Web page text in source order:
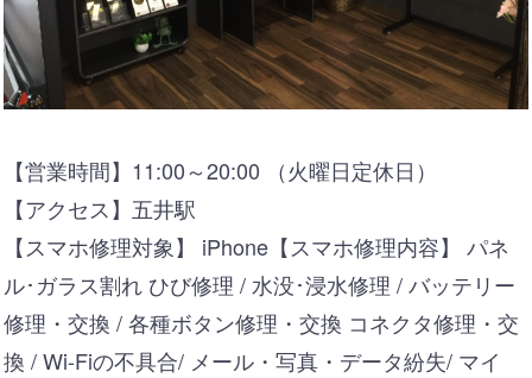
【営業時間】11:00～20:00 （火曜日定休日）
【アクセス】五井駅
【スマホ修理対象】 iPhone【スマホ修理内容】 パネ
ル･ガラス割れ ひび修理 / 水没･浸水修理 / バッテリー
修理・交換 / 各種ボタン修理・交換 コネクタ修理・交
換 / Wi-Fiの不具合/ メール・写真・データ紛失/ マイ